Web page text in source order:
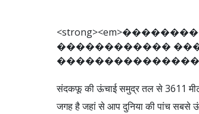
<strong><em>��������
������������ ��
���������������
संदकफू की ऊंचाई समुद्र तल से 3611 मीटर
जगह है जहां से आप दुनिया की पांच सबसे